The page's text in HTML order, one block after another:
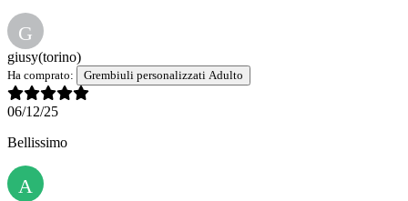
G
giusy(torino)
Ha comprato: Grembiuli personalizzati Adulto
06/12/25
Bellissimo
A